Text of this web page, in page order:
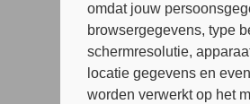
omdat jouw
browsergegevens, type
schermresolutie,
locatie gegevens en
worden verwerkt op het